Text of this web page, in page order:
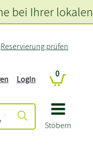
Stöbern
Reservierung prüfen
Login
0
bei Ihrer lokalen